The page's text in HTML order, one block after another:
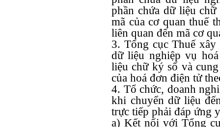
phần chứa dữ liệu
mã của cơ quan thuế
liên quan đến mã cơ
3. Tổng cục Thuế
dữ liệu nghiệp vụ
liệu chữ ký số và
của hoá đơn điện tử
4. Tổ chức, doanh
khi chuyển dữ liệu
trực tiếp phải đáp ứng
a) Kết nối với Tổng